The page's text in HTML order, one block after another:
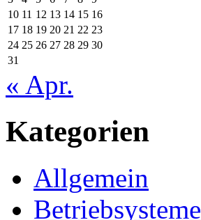
10 11 12 13 14 15 16
17 18 19 20 21 22 23
24 25 26 27 28 29 30
31
« Apr.
Kategorien
Allgemein
Betriebsysteme